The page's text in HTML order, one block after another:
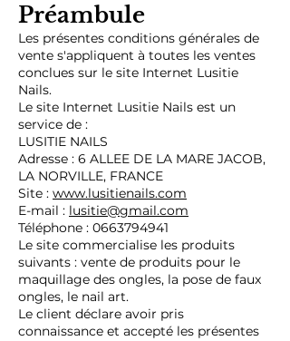
Préambule
Les présentes conditions générales de
vente s'appliquent à toutes les ventes
conclues sur le site Internet Lusitie
Nails.
Le site Internet Lusitie Nails est un
service de :
LUSITIE NAILS
Adresse : 6 ALLEE DE LA MARE JACOB,
LA NORVILLE, FRANCE
Site : www.lusitienails.com
E-mail : lusitie@gmail.com
Téléphone : 0663794941
Le site commercialise les produits
suivants : vente de produits pour le
maquillage des ongles, la pose de faux
ongles, le nail art.
Le client déclare avoir pris
connaissance et accepté les présentes